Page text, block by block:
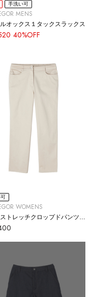
手洗い可
MENS
オックス１タックスラックス
40%OFF
WOMENS